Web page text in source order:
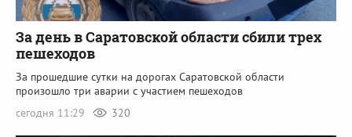
За день в Саратовской области сбили трех
пешеходов
За прошедшие сутки на дорогах Саратовской области
произошло три аварии с участием пешеходов
сегодня 11:29
320